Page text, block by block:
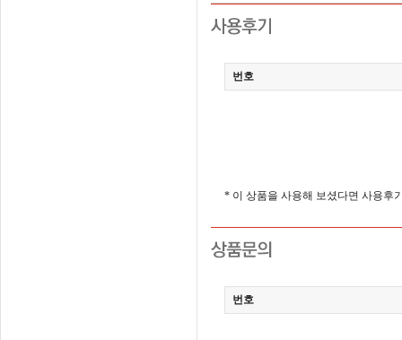
번호
* 이 상품을 사용해 보셨다면 사용후
번호